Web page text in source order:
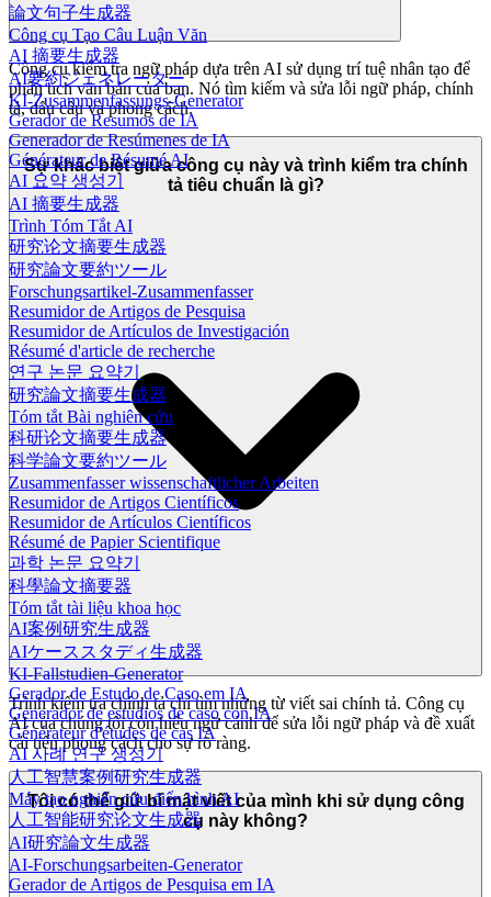
論文句子生成器
Công cụ Tạo Câu Luận Văn
AI 摘要生成器
AI要約ジェネレーター
KI-Zusammenfassungs-Generator
Gerador de Resumos de IA
Generador de Resúmenes de IA
Générateur de Résumé AI
AI 요약 생성기
AI 摘要生成器
Trình Tóm Tắt AI
研究论文摘要生成器
研究論文要約ツール
Forschungsartikel-Zusammenfasser
Resumidor de Artigos de Pesquisa
Resumidor de Artículos de Investigación
Résumé d'article de recherche
연구 논문 요약기
研究論文摘要生成器
Tóm tắt Bài nghiên cứu
科研论文摘要生成器
科学論文要約ツール
Zusammenfasser wissenschaftlicher Arbeiten
Resumidor de Artigos Científicos
Resumidor de Artículos Científicos
Résumé de Papier Scientifique
과학 논문 요약기
科學論文摘要器
Tóm tắt tài liệu khoa học
AI案例研究生成器
AIケーススタディ生成器
KI-Fallstudien-Generator
Gerador de Estudo de Caso em IA
Generador de estudios de caso con IA
Générateur d'études de cas IA
AI 사례 연구 생성기
人工智慧案例研究生成器
Máy tạo nghiên cứu điển hình AI
人工智能研究论文生成器
AI研究論文生成器
AI-Forschungsarbeiten-Generator
Gerador de Artigos de Pesquisa em IA
Công cụ kiểm tra ngữ pháp dựa trên AI sử dụng trí tuệ nhân tạo để
phân tích văn bản của bạn. Nó tìm kiếm và sửa lỗi ngữ pháp, chính
tả, dấu câu và phong cách.
Sự khác biệt giữa công cụ này và trình kiểm tra chính
tả tiêu chuẩn là gì?
Trình kiểm tra chính tả chỉ tìm những từ viết sai chính tả. Công cụ
AI của chúng tôi còn hiểu ngữ cảnh để sửa lỗi ngữ pháp và đề xuất
cải tiến phong cách cho sự rõ ràng.
Tôi có thể giữ bí mật viết của mình khi sử dụng công
cụ này không?